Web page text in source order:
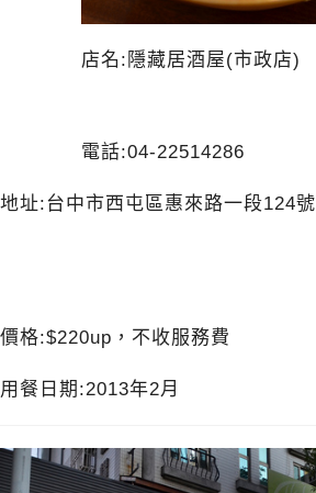
店名:隱藏居酒屋(市政店)
電話:04-22514286
地址:台中市西屯區惠來路一段124號
價格:$220up，不收服務費
用餐日期:2013年2月